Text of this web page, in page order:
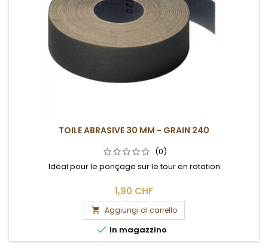
TOILE ABRASIVE 30 MM - GRAIN 240
(0)
Idéal pour le ponçage sur le tour en rotation
1,90 CHF
 Aggiungi al carrello
 In magazzino